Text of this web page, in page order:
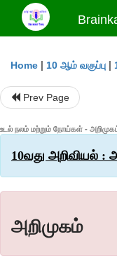
Home | 10 ஆம் வகுப்பு |
Prev Page
உடல் நலம் மற்றும் நோய்கள் -
10வது அறிவியல் :
அறிமுகம்